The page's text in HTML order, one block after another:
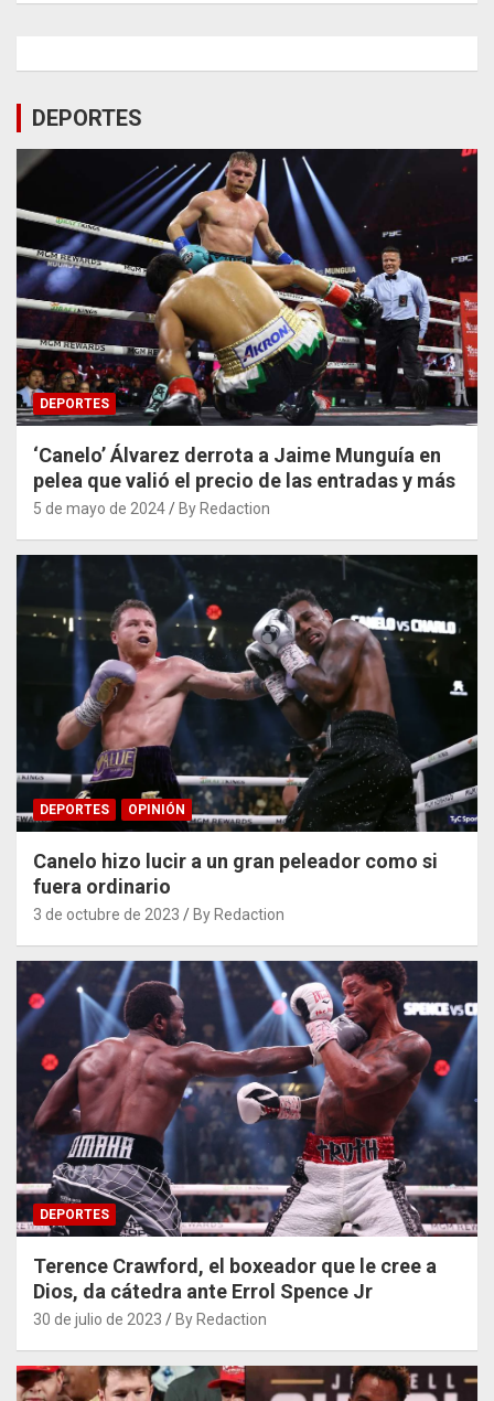
DEPORTES
DEPORTES
‘Canelo’ Álvarez derrota a Jaime Munguía en
pelea que valió el precio de las entradas y más
5 de mayo de 2024 By Redaction
DEPORTES OPINIÓN
Canelo hizo lucir a un gran peleador como si
fuera ordinario
3 de octubre de 2023 By Redaction
DEPORTES
Terence Crawford, el boxeador que le cree a
Dios, da cátedra ante Errol Spence Jr
30 de julio de 2023 By Redaction